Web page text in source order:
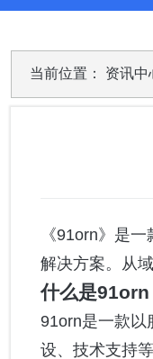
当前位置： 资讯中
《91orn》是
解决方案。从
什么是91orn
91orn是一款以
设、技术支持